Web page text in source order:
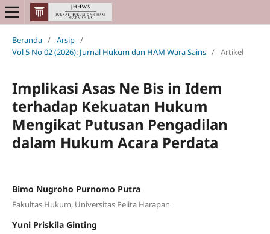
Beranda / Arsip /
Vol 5 No 02 (2026): Jurnal Hukum dan HAM Wara Sains / Artikel
Implikasi Asas Ne Bis in Idem
terhadap Kekuatan Hukum
Mengikat Putusan Pengadilan
dalam Hukum Acara Perdata
Bimo Nugroho Purnomo Putra
Fakultas Hukum, Universitas Pelita Harapan
Yuni Priskila Ginting